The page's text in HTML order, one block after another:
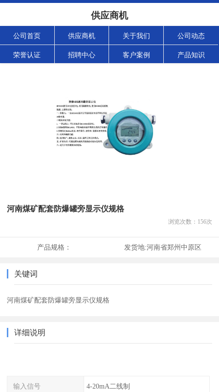
供应商机
公司首页 供应商机 关于我们 公司动态
荣誉认证 招聘中心 客户案例 产品知识
河南煤矿配套防爆罐旁显示仪规格
浏览次数： 156次
产品规格： 发货地:河南省郑州中原区
关键词
河南煤矿配套防爆罐旁显示仪规格
详细说明
输入信号 4-20mA二线制